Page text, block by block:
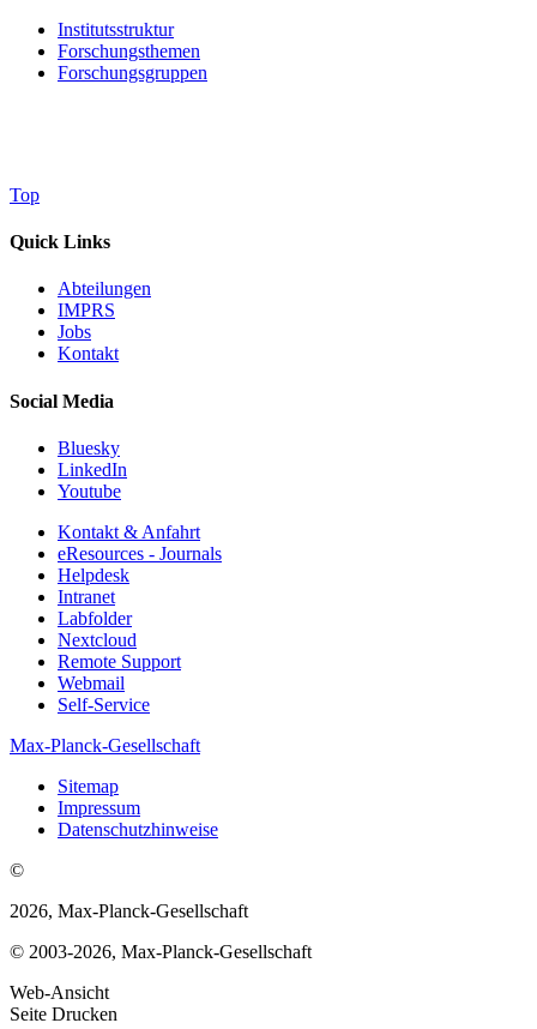
Institutsstruktur
Forschungsthemen
Forschungsgruppen
Top
Quick Links
Abteilungen
IMPRS
Jobs
Kontakt
Social Media
Bluesky
LinkedIn
Youtube
Kontakt & Anfahrt
eResources - Journals
Helpdesk
Intranet
Labfolder
Nextcloud
Remote Support
Webmail
Self-Service
Max-Planck-Gesellschaft
Sitemap
Impressum
Datenschutzhinweise
©
2026, Max-Planck-Gesellschaft
© 2003-2026, Max-Planck-Gesellschaft
Web-Ansicht
Seite Drucken